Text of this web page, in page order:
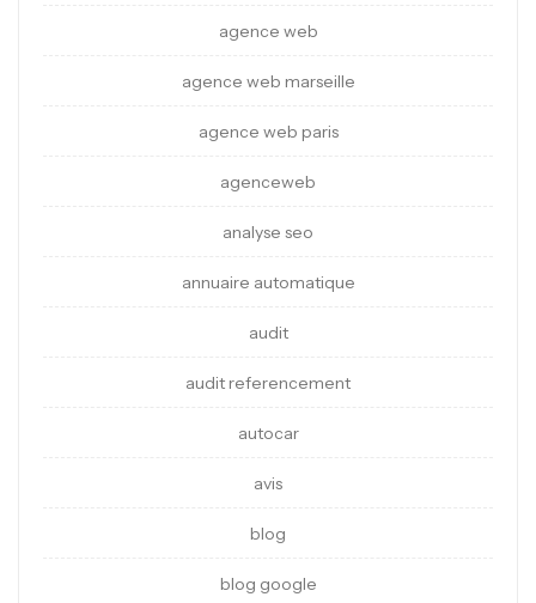
agence web
agence web marseille
agence web paris
agenceweb
analyse seo
annuaire automatique
audit
audit referencement
autocar
avis
blog
blog google